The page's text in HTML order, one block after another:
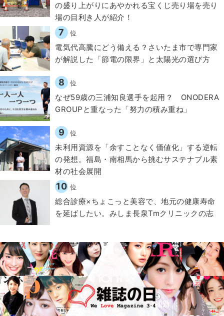
の盛り上がりにあやかれる宝くじ売り場を売り
場の目利き人が紹介！
7 位
電気代高騰にどう備える？さいたま市で専門家
が解説した「節電の限界」と太陽光の選び方
8 位
なぜ59歳の三浦知良選手を起用？ ONODERA
GROUPと重なった「努力の積み重ね」
9 位
​​未利用資源を「余すことなく価値化」する逆転
の発想。福島・南相馬から挑むサステナブル素
材の社会展開​
10 位
総合診療×ちょこっと美容で、地元の健康寿命
を延ばしたい。みしま長泉Tmクリニックの志